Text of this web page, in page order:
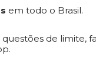
em todo o Brasil.
questões de limite,